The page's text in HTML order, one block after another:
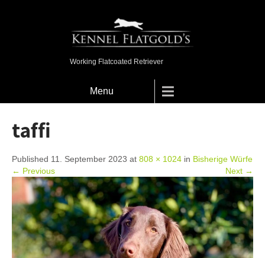
Working Flatcoated Retriever
Menu
taffi
Published 11. September 2023 at 808 × 1024 in Bisherige Würfe
← Previous
Next →